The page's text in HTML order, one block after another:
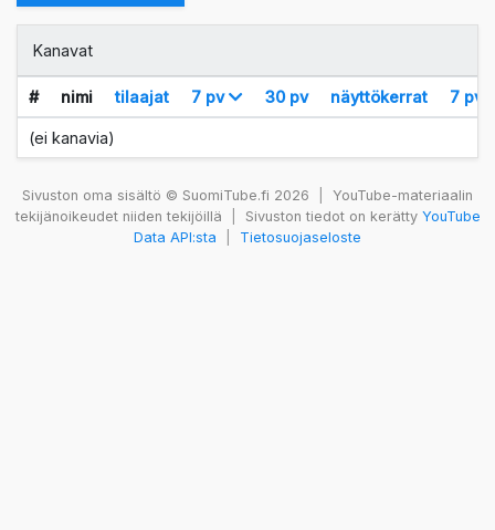
Kanavat
# nimi tilaajat 7 pv 30 pv näyttökerrat 7 pv
(ei kanavia)
Sivuston oma sisältö © SuomiTube.fi 2026
YouTube-materiaalin
tekijänoikeudet niiden tekijöillä
Sivuston tiedot on kerätty YouTube
Data API:sta
Tietosuojaseloste